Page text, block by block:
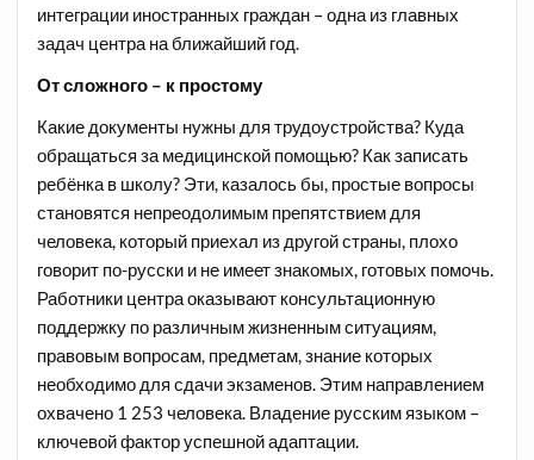
интеграции иностранных граждан – одна из главных
задач центра на ближайший год.
От сложного – к простому
Какие документы нужны для трудоустройства? Куда
обращаться за медицинской помощью? Как записать
ребёнка в школу? Эти, казалось бы, простые вопросы
становятся непреодолимым препятствием для
человека, который приехал из другой страны, плохо
говорит по-русски и не имеет знакомых, готовых помочь.
Работники центра оказывают консультационную
поддержку по различным жизненным ситуациям,
правовым вопросам, предметам, знание которых
необходимо для сдачи экзаменов. Этим направлением
охвачено 1 253 человека. Владение русским языком –
ключевой фактор успешной адаптации.